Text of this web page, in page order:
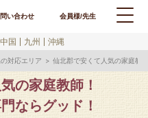
い合わせ 会員様/先生
中国 九州 沖縄
対応エリア 仙北郡で安くて人気の家庭教
の家庭教師！
ならグッド！